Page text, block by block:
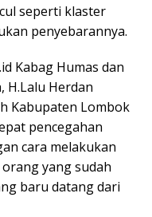
seperti klaster
penyebarannya.
Kabag Humas dan
H.Lalu Herdan
Kabupaten Lombok
pencegahan
cara melakukan
yang sudah
baru datang dari